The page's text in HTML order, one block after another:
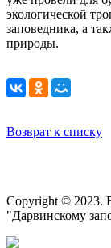
экологической
заповедника, а
природы.
Возврат к списку
Copyright © 2023.
"Дарвинскому